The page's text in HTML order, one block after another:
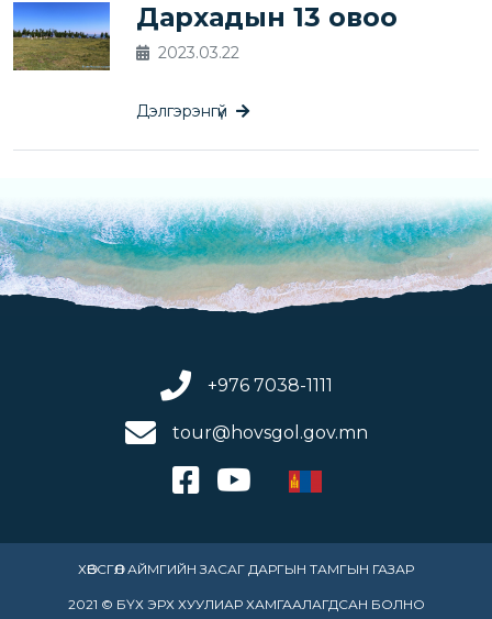
Дархадын 13 овоо
2023.03.22
Дэлгэрэнгүй
+976 7038-1111
tour@hovsgol.gov.mn
ХӨВСГӨЛ АЙМГИЙН ЗАСАГ ДАРГЫН ТАМГЫН ГАЗАР
2021 © БҮХ ЭРХ ХУУЛИАР ХАМГААЛАГДСАН БОЛНО